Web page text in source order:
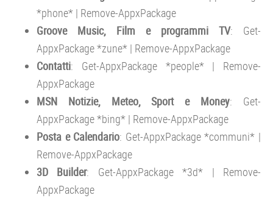
*phone* | Remove-AppxPackage
Groove
Music, Film e programmi TV: Get-
AppxPackage *zune* | Remove-AppxPackage
Contatti: Get-AppxPackage *people* | Remove-
AppxPackage
MSN Notizie, Meteo, Sport e Money: Get-
AppxPackage *bing* | Remove-AppxPackage
Posta e Calendario: Get-AppxPackage *communi* |
Remove-AppxPackage
3D Builder: Get-AppxPackage *3d* | Remove-
AppxPackage